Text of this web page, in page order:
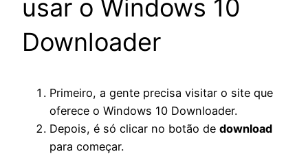
usar o Windows 10
Downloader
Primeiro, a gente precisa visitar o site que
oferece o Windows 10 Downloader.
Depois, é só clicar no botão de download
para começar.